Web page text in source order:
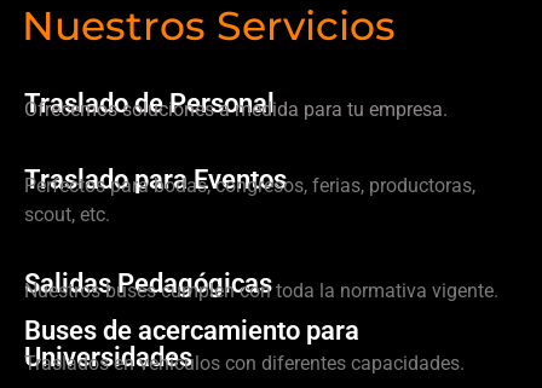
Nuestros Servicios
Traslado de Personal
Ofrecemos soluciones a medida para tu empresa.
Traslado para Eventos
Perfectos para bodas, congresos, ferias, productoras,
scout, etc.
Salidas Pedagógicas
Nuestros buses cumplen con toda la normativa vigente.
Buses de acercamiento para
Universidades
Traslados en vehículos con diferentes capacidades.